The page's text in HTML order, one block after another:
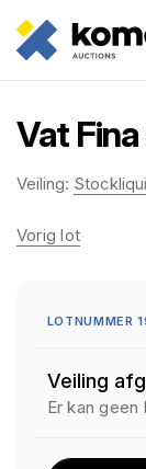
Vat
Veiling:
Vorig lot
LOTNUMMER
Veiling
Er kan